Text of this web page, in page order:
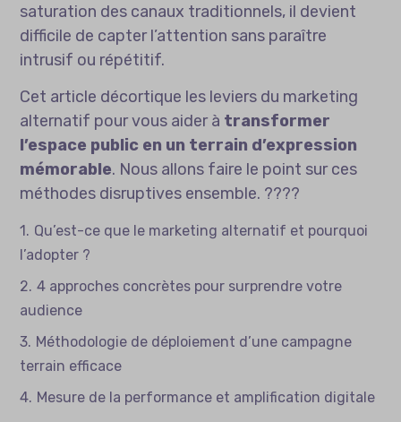
saturation des canaux traditionnels, il devient
difficile de capter l’attention sans paraître
intrusif ou répétitif.
Cet article décortique les leviers du marketing
alternatif pour vous aider à transformer
l’espace public en un terrain d’expression
mémorable. Nous allons faire le point sur ces
méthodes disruptives ensemble. ????
Qu’est-ce que le marketing alternatif et pourquoi
l’adopter ?
4 approches concrètes pour surprendre votre
audience
Méthodologie de déploiement d’une campagne
terrain efficace
Mesure de la performance et amplification digitale